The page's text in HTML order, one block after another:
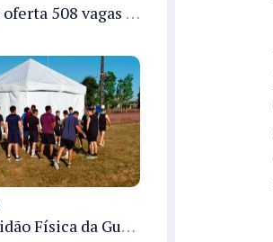
Sine Manaus oferta 508 vagas de emprego em diversos setores com atendimento nesta segunda
Teste de Aptidão Física da Guarda Municipal de Manaus reúne 1.545 candidatos na Vila Olímpica